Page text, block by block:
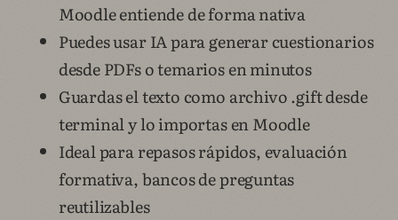
Moodle entiende de forma nativa
Puedes usar IA para generar cuestionarios
desde PDFs o temarios en minutos
Guardas el texto como archivo .gift desde
terminal y lo importas en Moodle
Ideal para repasos rápidos, evaluación
formativa, bancos de preguntas
reutilizables